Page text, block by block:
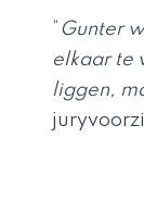
“ Gunter
elkaar te
liggen,